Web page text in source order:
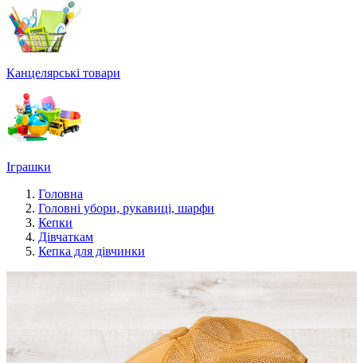
Канцелярські товари
Іграшки
Головна
Головні убори, рукавиці, шарфи
Кепки
Дівчаткам
Кепка для дівчинки